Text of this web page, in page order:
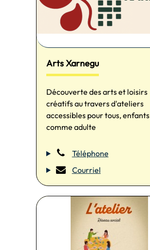
Arts Xarnegu
Découverte des arts et loisirs
créatifs au travers d'ateliers
accessibles pour tous, enfants
comme adulte
Téléphone
Courriel